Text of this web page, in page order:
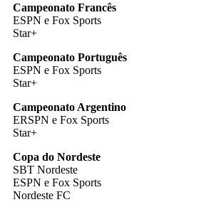
Campeonato Francês
ESPN e Fox Sports
Star+
Campeonato Português
ESPN e Fox Sports
Star+
Campeonato Argentino
ERSPN e Fox Sports
Star+
Copa do Nordeste
SBT Nordeste
ESPN e Fox Sports
Nordeste FC